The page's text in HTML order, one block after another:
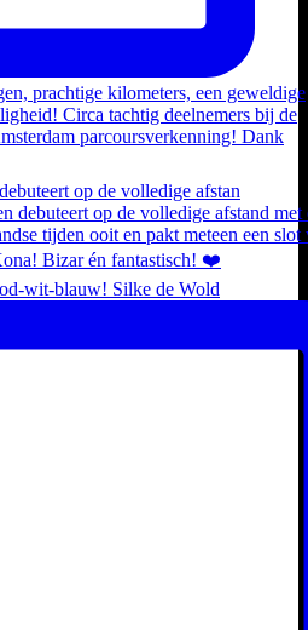
op de volledige afstan
wit-blauw! Silke de Wold